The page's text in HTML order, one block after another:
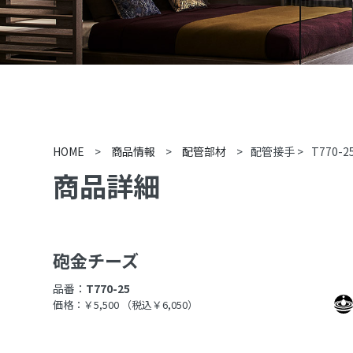
HOME > 商品情報 > 配管部材 > 配管接手 > T770-
商品詳細
砲金チーズ
品番： T770-25
価格：￥5,500 （税込￥6,050）